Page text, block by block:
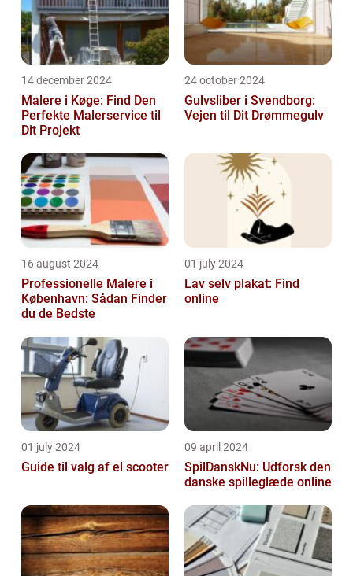
14 december 2024
Malere i Køge: Find Den
Perfekte Malerservice til
Dit Projekt
24 october 2024
Gulvsliber i Svendborg:
Vejen til Dit Drømmegulv
16 august 2024
Professionelle Malere i
København: Sådan Finder
du de Bedste
01 july 2024
Lav selv plakat: Find
online
01 july 2024
Guide til valg af el scooter
09 april 2024
SpilDanskNu: Udforsk den
danske spilleglæde online